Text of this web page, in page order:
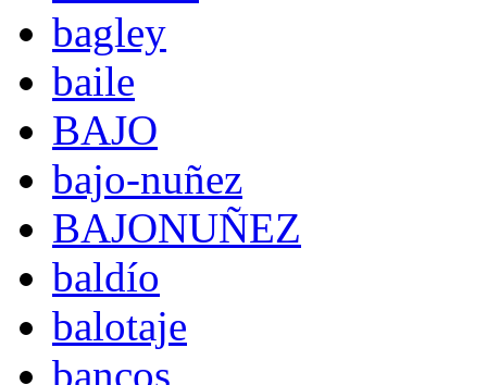
bagley
baile
BAJO
bajo-nuñez
BAJONUÑEZ
baldío
balotaje
bancos